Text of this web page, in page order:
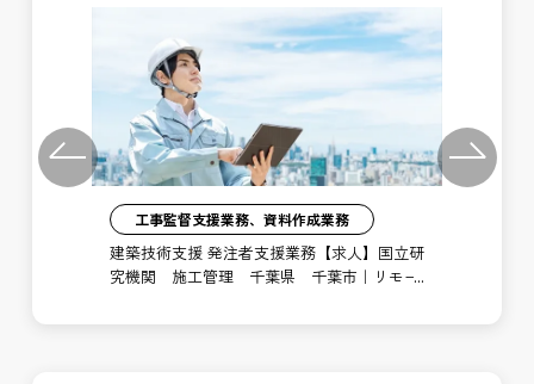
Previous
工事監督支援業務、資料作成業務
建築技術支援 発注者支援業務【求人】国立研
究機関 施工管理 千葉県 千葉市｜リモー
Next